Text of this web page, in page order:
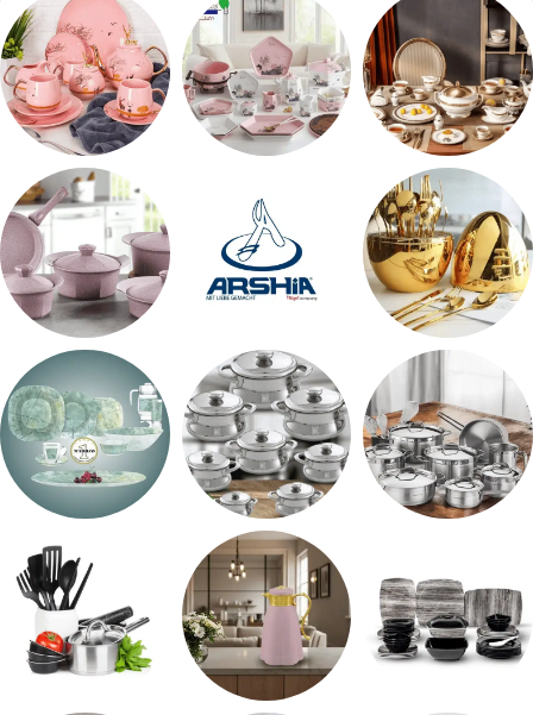
طقم سفره شاي بالجاتوه
ARSHiA حلل جرانيت
حلل المونيا